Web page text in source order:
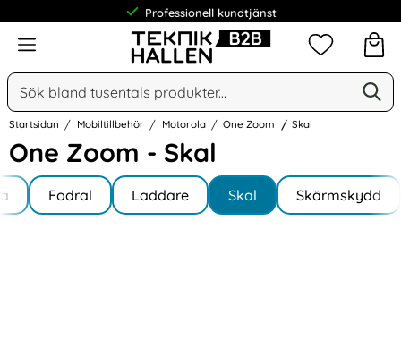
Professionell kundtjänst
Meny
Sök
Sök på Narse Group AB
Mina
Startsidan Mobiltillbehör Motorola One Zoom Skal
One Zoom - Skal
Hoppa
till
produkter
Underkategorier
Fodral Laddare Skal Skärmskydd